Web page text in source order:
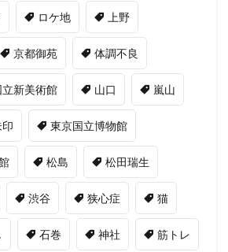
ロケ地 上野
京都御苑 体調不良
立新美術館 山口 嵐山
東京国立博物館
松島 松田瑞生
渋谷 狭心症 猫
石巻 神社 筋トレ